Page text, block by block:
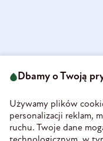
58-160 Świebodzice
REGON 890213034
INFORMACJE
Dbamy o Twoją
Używamy plików
personalizacji reklam,
ruchu. Twoje dane